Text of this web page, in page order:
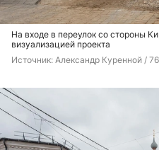
На входе в переулок со стороны
визуализацией проекта
Источник: Александр Куренной /